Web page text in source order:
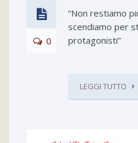
0
“Non restiamo
scendiamo per
protagonisti”
LEGGI TUTTO